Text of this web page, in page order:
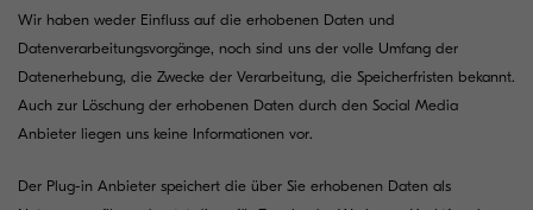
Wir haben weder Einfluss auf die erhobenen Daten und
Datenverarbeitungsvorgänge, noch sind uns der volle Umfang der
Datenerhebung, die Zwecke der Verarbeitung, die Speicherfristen bekannt.
Auch zur Löschung der erhobenen Daten durch den Social Media
Anbieter liegen uns keine Informationen vor.
Der Plug-in Anbieter speichert die über Sie erhobenen Daten als